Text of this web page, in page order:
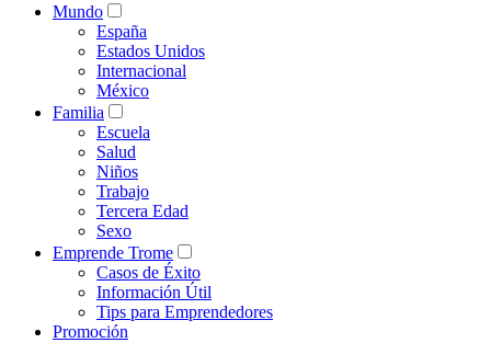
Mundo
España
Estados Unidos
Internacional
México
Familia
Escuela
Salud
Niños
Trabajo
Tercera Edad
Sexo
Emprende Trome
Casos de Éxito
Información Útil
Tips para Emprendedores
Promoción